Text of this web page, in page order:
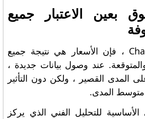
بعين الاعتبار جميع
وفقًا لـ Charles DOW ، فإن الأسعار هي نتيجة جميع
عند وصول بيانات جديدة ،
المدى القصير ، ولكن دون التأثير
متوسط ​​المدى.
للتحليل الفني الذي يركز